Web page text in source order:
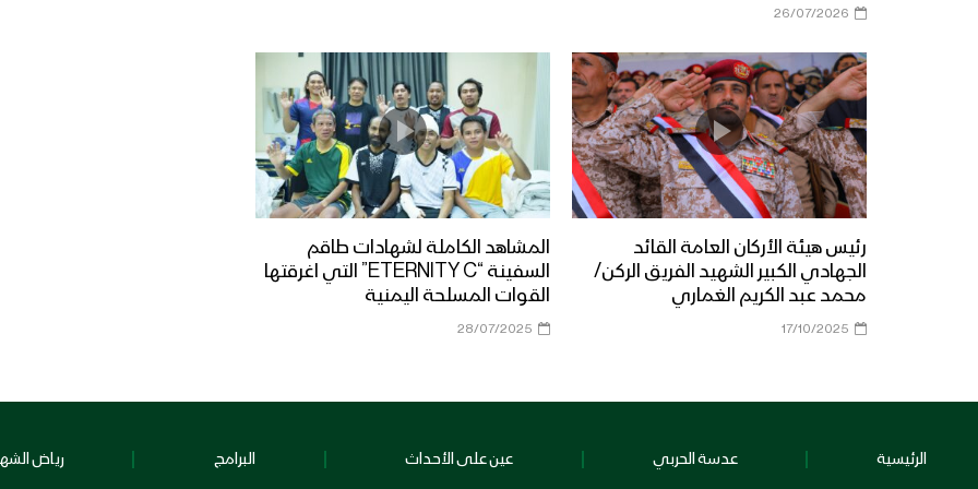
26/07/2026
رئيس هيئة الأركان العامة القائد
الجهادي الكبير الشهيد الفريق الركن/
محمد عبد الكريم الغماري
17/10/2025
المشاهد الكاملة لشهادات طاقم
السفينة “ETERNITY C” التي اغرقتها
القوات المسلحة اليمنية
28/07/2025
الرئيسية عدسة الحربي عين على الأحداث البرامج رياض